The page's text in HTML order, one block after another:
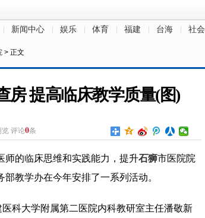
新闻中心 娱乐 体育 福建 台海 社会
> 正文
房 提高临床教学质量(图)
览 评论0条
师的临床思维和实践能力，提升石狮市医院院
部教学办在今年安排了一系列活动。
科大学附属第二医院内科教研室主任潘敬新